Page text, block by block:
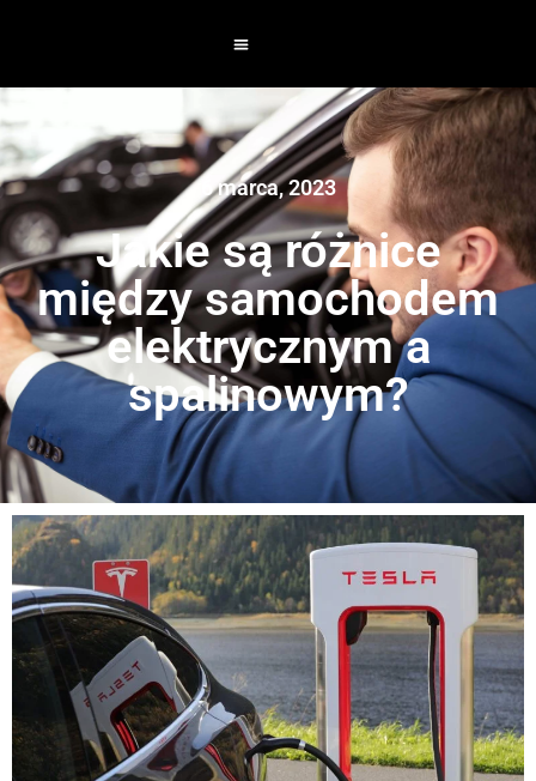
6 marca, 2023
Jakie są różnice
między samochodem
elektrycznym a
spalinowym?